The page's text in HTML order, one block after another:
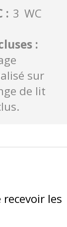
: 3 WC
:
sur
de lit
recevoir les